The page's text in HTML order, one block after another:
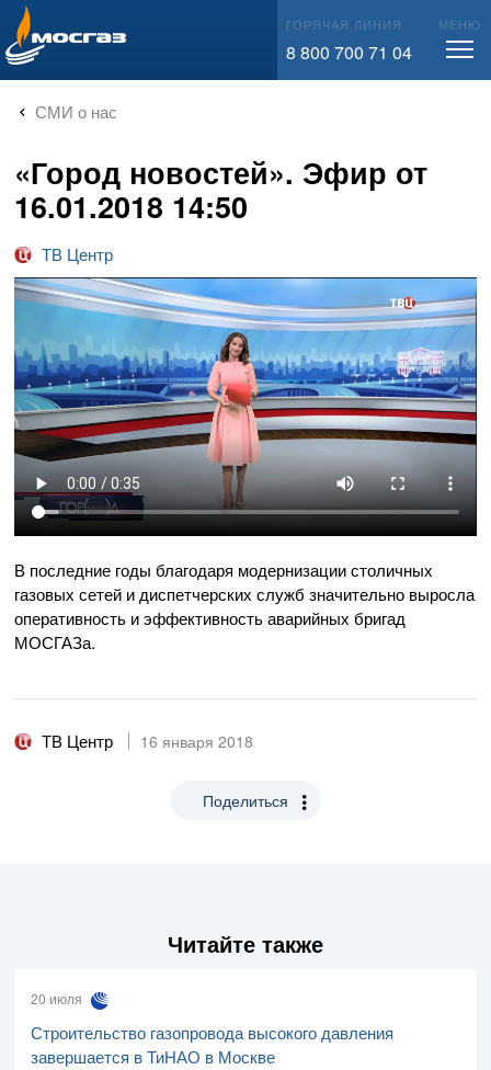
info@mos-gaz.ru ГОРЯЧАЯ ЛИНИЯ
8 800 700 71 04
МЕНЮ
СМИ о нас
«Город новостей». Эфир от
16.01.2018 14:50
ТВ Центр
В последние годы благодаря модернизации столичных
газовых сетей и диспетчерских служб значительно выросла
оперативность и эффективность аварийных бригад
МОСГАЗа.
ТВ Центр 16 января 2018
Поделиться
Читайте также
20 июля
Строительство газопровода высокого давления
завершается в ТиНАО в Москве